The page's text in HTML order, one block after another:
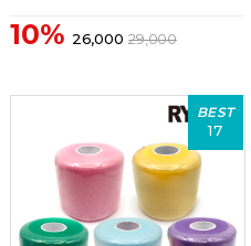
10% 26,000 29,000
BEST
17